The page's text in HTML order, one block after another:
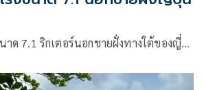
ด 7.1 ริกเตอร์นอกชายฝั่งทางใต้ของญี่…